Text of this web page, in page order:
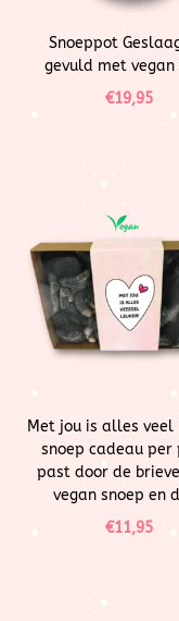
Snoeppot
gevuld met vegan
€19,95
Met jou is alles veel
snoep cadeau per
past door de
vegan snoep en
€11,95